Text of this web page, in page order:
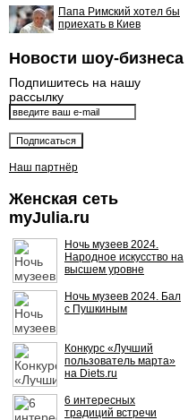
Папа Римский хотел бы
приехать в Киев
Новости шоу-бизнеса
Подпишитесь на нашу
рассылку
Наш партнёр
Женская сеть
myJulia.ru
Ночь музеев 2024.
Народное искусство на
высшем уровне
Ночь музеев 2024. Бал
с Пушкиным
Конкурс «Лучший
пользователь марта»
на Diets.ru
6 интересных
традиций встречи